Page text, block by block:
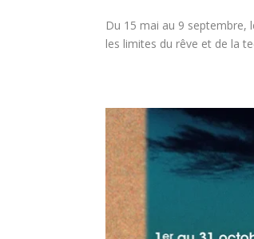
Du 15 mai au 9 septembre,
les limites du rêve et de la